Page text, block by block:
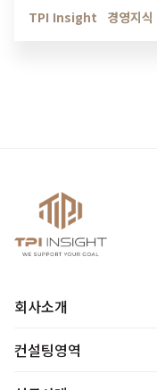
TPI Insight
경영지식
회사소개
컨설팅영역